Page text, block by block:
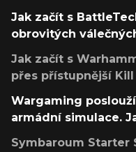
Jak začít s
obrovitých
Jak začít s
přes přístupnější Kill
Wargaming
armádní simulace.
Symbaroum Starter